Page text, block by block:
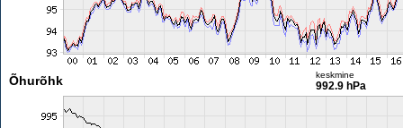
Õhurõhk keskmine
992.9 hPa